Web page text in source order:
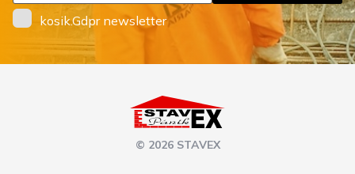
kosik.Gdpr newsletter
© 2026 STAVEX